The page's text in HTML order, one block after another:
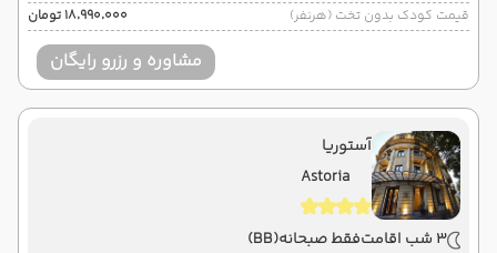
قیمت کودک بدون تخت (هرنفر)
۱۸٬۹۹۰٬۰۰۰ تومان
مشاوره و رزرو رایگان
آستوریا
Astoria
3 شب اقامت فقط صبحانه(BB)